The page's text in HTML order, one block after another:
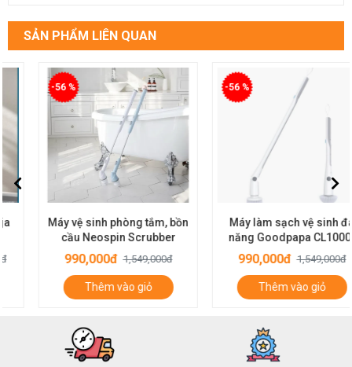
SẢN PHẨM LIÊN QUAN
Máy vệ sinh phòng tắm, bồn
cầu Neospin Scrubber
990,000đ 1,549,000đ
Thêm vào giỏ
Máy làm sạch vệ sinh đa
năng Goodpapa CL1000-
M2
990,000đ 1,549,000đ
Thêm vào giỏ